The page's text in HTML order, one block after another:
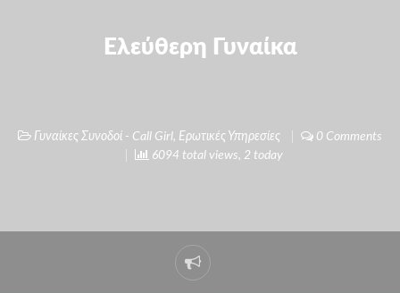
Ελεύθερη Γυναίκα
Γυναίκες Συνοδοί - Call Girl, Ερωτικές Υπηρεσίες
0 Comments
6094 total views, 2 today